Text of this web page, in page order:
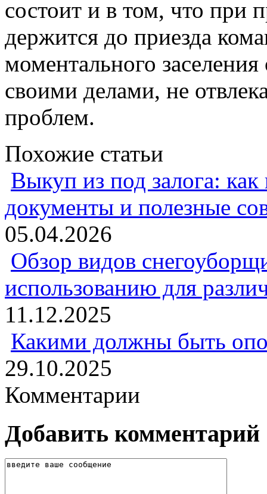
состоит и в том, что при
держится до приезда
моментального
своими делами, не
проблем.
Похожие статьи
Выкуп из под залога:
документы и полезные
05.04.2026
Обзор видов
использованию для
11.12.2025
Какими должны быть
29.10.2025
Комментарии
Добавить комментарий